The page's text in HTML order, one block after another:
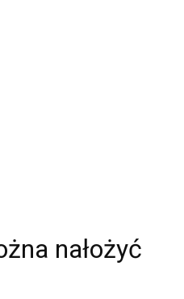
nałożyć